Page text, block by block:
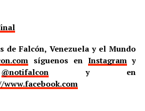
de Falcón, Venezuela y el Mundo
síguenos en Instagramy
@notifalcony en
www.facebook.com